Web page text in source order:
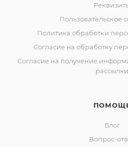
Пользовательское
Политика обработки
Согласие на обработку
Согласие на получение
рассылки
Блог
Вопрос-